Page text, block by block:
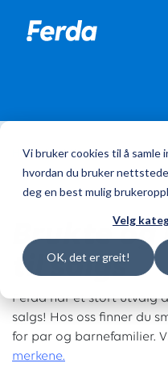
Vi bruker cookies til å samle
hvordan du bruker
deg en best mulig
Velg
OK, det er greit!
Hjem/Bobiler
Brukte
til salgs
Ferda har et stort utvalg
salgs! Hos oss finner du
for par og barnefamilier.
merkene.